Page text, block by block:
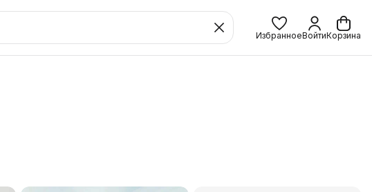
ИзбранноеВойтиКорзина